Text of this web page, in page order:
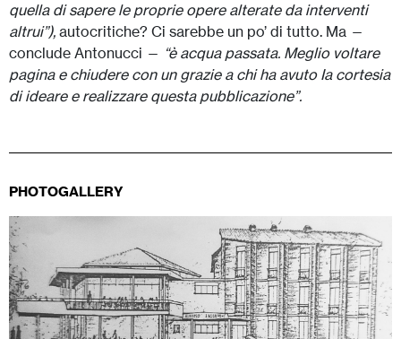
quella di sapere le proprie opere alterate da interventi
altrui”), autocritiche? Ci sarebbe un po’ di tutto. Ma —
conclude Antonucci — “è acqua passata. Meglio voltare
pagina e chiudere con un grazie a chi ha avuto Ia cortesia
di ideare e realizzare questa pubblicazione”.
PHOTOGALLERY